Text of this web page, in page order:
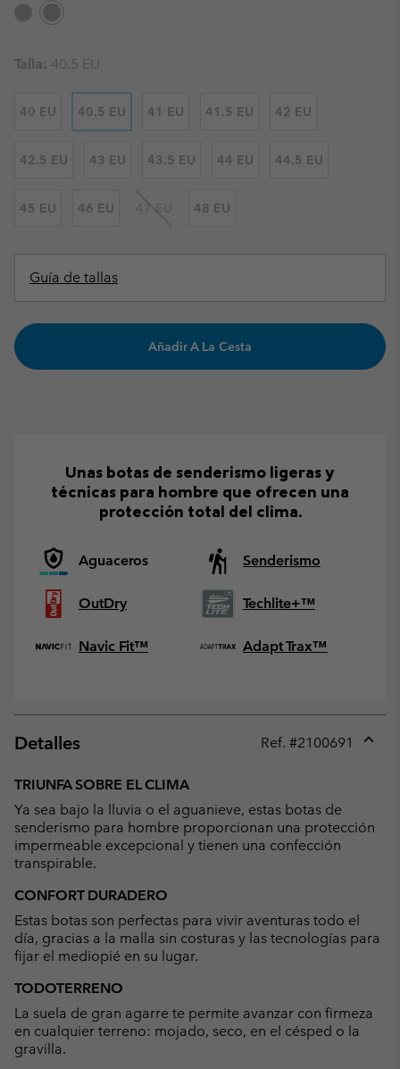
Talla: 40.5 EU
40 EU 40.5 EU 41 EU 41.5 EU 42 EU
42.5 EU 43 EU 43.5 EU 44 EU 44.5 EU
45 EU 46 EU 47 EU 48 EU
Guía de tallas
Añadir A La Cesta
Unas botas de senderismo ligeras y
técnicas para hombre que ofrecen una
protección total del clima.
Aguaceros Senderismo
OutDry Techlite+™
Navic Fit™ Adapt Trax™
Detalles Ref. #2100691
TRIUNFA SOBRE EL CLIMA
Ya sea bajo la lluvia o el aguanieve, estas botas de
senderismo para hombre proporcionan una protección
impermeable excepcional y tienen una confección
transpirable.
CONFORT DURADERO
Estas botas son perfectas para vivir aventuras todo el
día, gracias a la malla sin costuras y las tecnologías para
fijar el mediopié en su lugar.
TODOTERRENO
La suela de gran agarre te permite avanzar con firmeza
en cualquier terreno: mojado, seco, en el césped o la
gravilla.